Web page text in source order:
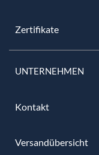
Zertifikate
UNTERNEHMEN
Kontakt
Versandübersicht